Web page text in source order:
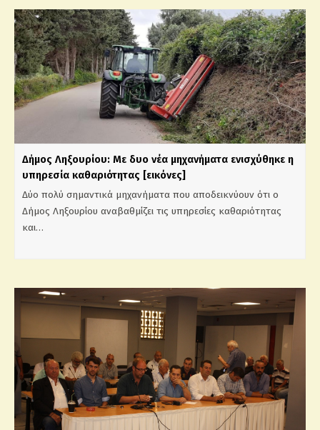
Δήμος Ληξουρίου: Με δυο νέα μηχανήματα ενισχύθηκε η
υπηρεσία καθαριότητας [εικόνες]
Δύο πολύ σημαντικά μηχανήματα που αποδεικνύουν ότι ο
Δήμος Ληξουρίου αναβαθμίζει τις υπηρεσίες καθαριότητας
και…